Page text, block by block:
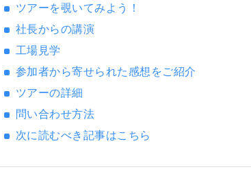
ツアーを覗いてみよう！
社長からの講演
工場見学
参加者から寄せられた感想をご紹介
ツアーの詳細
問い合わせ方法
次に読むべき記事はこちら